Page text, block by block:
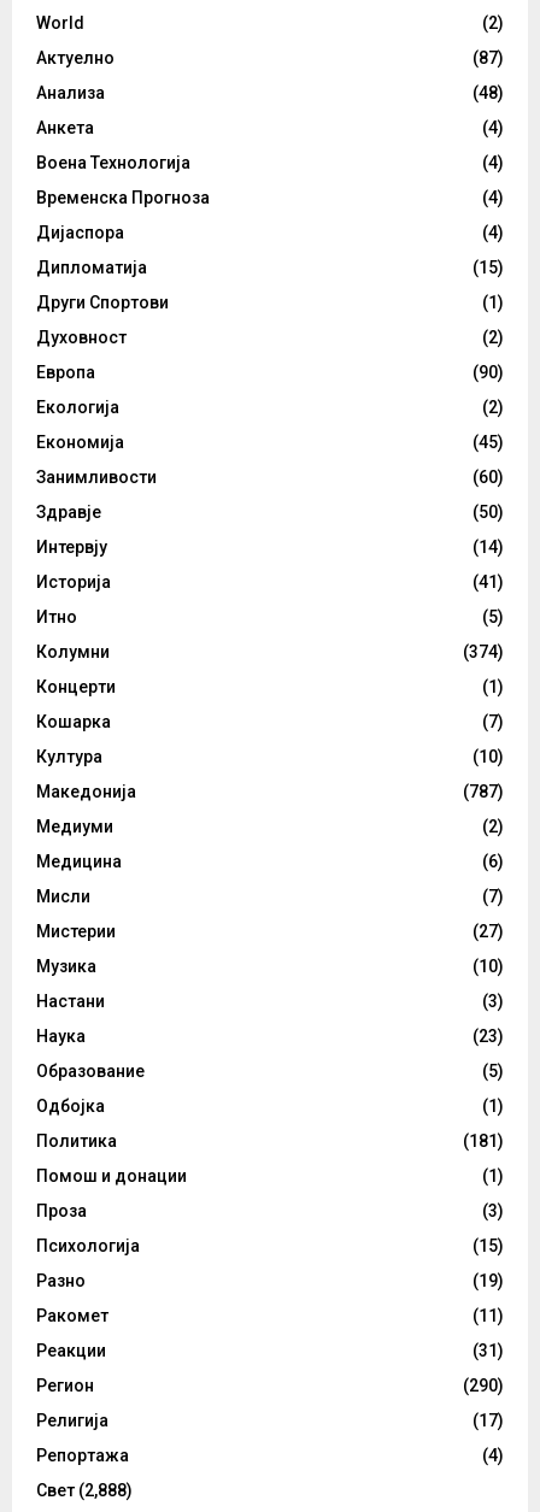
World
(2)
Актуелно
(87)
Анализа
(48)
Анкета
(4)
Воена Технологија
(4)
Временска Прогноза
(4)
Дијаспора
(4)
Дипломатија
(15)
Други Спортови
(1)
Духовност
(2)
Европа
(90)
Екологија
(2)
Економија
(45)
Занимливости
(60)
Здравје
(50)
Интервју
(14)
Историја
(41)
Итно
(5)
Колумни
(374)
Концерти
(1)
Кошарка
(7)
Култура
(10)
Македонија
(787)
Медиуми
(2)
Медицина
(6)
Мисли
(7)
Мистерии
(27)
Музика
(10)
Настани
(3)
Наука
(23)
Образование
(5)
Одбојка
(1)
Политика
(181)
Помош и донации
(1)
Проза
(3)
Психологија
(15)
Разно
(19)
Ракомет
(11)
Реакции
(31)
Регион
(290)
Религија
(17)
Репортажа
(4)
Свет (2,888)